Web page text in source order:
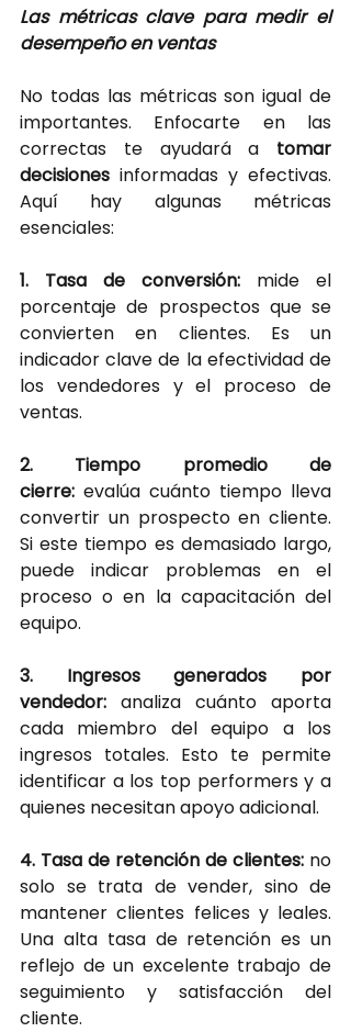
Las métricas clave para medir el
desempeño en ventas
No todas las métricas son igual de
importantes. Enfocarte en las
correctas te ayudará a
tomar
decisiones informadas y efectivas.
Aquí hay algunas métricas
esenciales:
1. Tasa de conversión: mide el
porcentaje de prospectos que se
convierten en clientes. Es un
indicador clave de la efectividad de
los vendedores y el proceso de
ventas.
2. Tiempo promedio de
cierre: evalúa cuánto tiempo lleva
convertir un prospecto en cliente.
Si este tiempo es demasiado largo,
puede indicar problemas en el
proceso o en la capacitación del
equipo.
3. Ingresos generados por
vendedor: analiza cuánto aporta
cada miembro del equipo a los
ingresos totales. Esto te permite
identificar a los top performers y a
quienes necesitan apoyo adicional.
4. Tasa de retención de clientes: no
solo se trata de vender, sino de
mantener clientes felices y leales.
Una alta tasa de retención es un
reflejo de un excelente trabajo de
seguimiento y satisfacción del
cliente.